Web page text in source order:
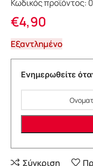
Κωδικός προϊόντος:
€4,90
Εξαντλημένο
Ενημερωθείτε
Σύγκριση